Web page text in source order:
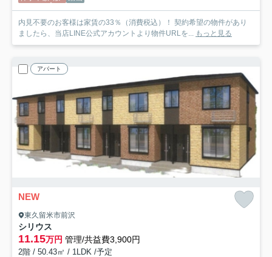
内見不要のお客様は家賃の33％（消費税込）！ 契約希望の物件があり
ましたら、当店LINE公式アカウントより物件URLを...
もっと見る
アパート
NEW
東久留米市前沢
シリウス
11.15万円 管理/共益費3,900円
2階 / 50.43㎡ / 1LDK /予定